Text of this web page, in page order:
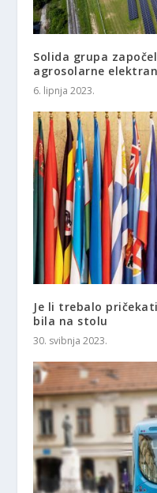
Solida grupa
agrosolarne
6. lipnja 2023.
Je li trebalo
bila na stolu
30. svibnja 2023.